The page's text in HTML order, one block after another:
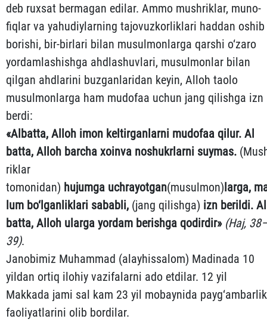
deb ruxsat bermagan edilar. Ammo mushriklar, mu­no­
fiqlar va yahudiylarning tajovuzkorliklari haddan oshib
bo­rishi, bir-birlari bilan musulmonlarga qarshi o‘zaro
yordam­lashishga ahdlashuvlari, musulmonlar bilan
qilgan ahdlarini buzganlaridan keyin, Alloh taolo
musulmonlarga ham mudofaa uchun jang qilishga izn
berdi:
«Albatta, Alloh imon keltirganlarni mudofaa qilur. Al
batta, Alloh barcha xoinva noshukrlarni suymas.
rik­lar
tomonidan) hujumga uchrayotgan(musulmon)larga,
lum bo‘lganliklari sababli, (jang qilishga) izn berildi. Al
batta, Alloh ularga yordam berishga qodirdir» (Haj, 38–
39).
Janobimiz Muhammad (alayhissalom) Madinada 10
yildan or­tiq ilohiy vazifalarni ado etdilar. 12 yil
Makkada jami sal kam 23 yil mobaynida payg‘ambarlik
faoliyatlarini olib bordilar.